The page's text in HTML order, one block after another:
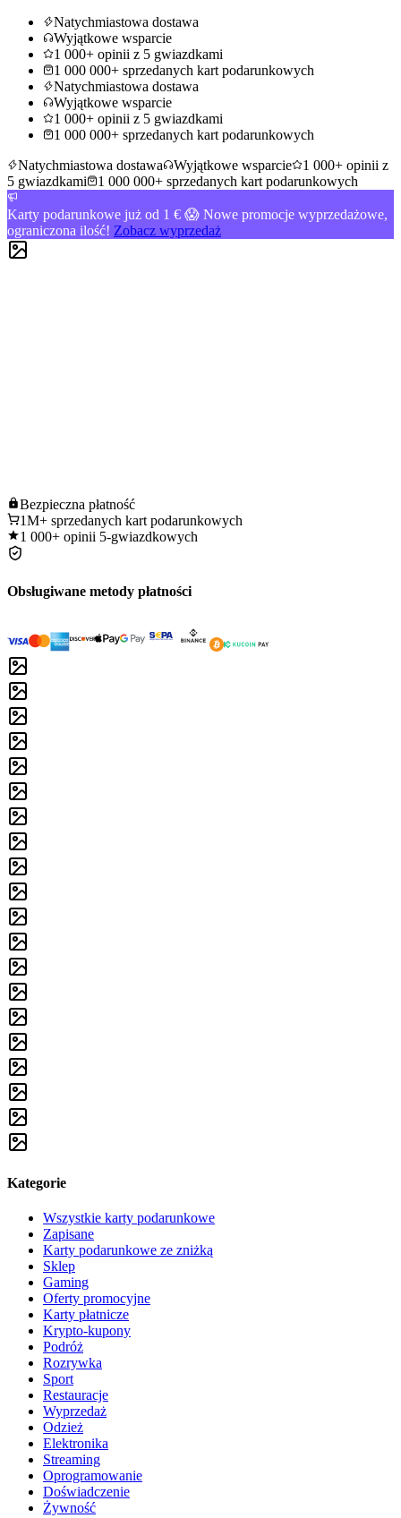
Natychmiastowa dostawa
Wyjątkowe wsparcie
1 000+ opinii z 5 gwiazdkami
1 000 000+ sprzedanych kart podarunkowych
Natychmiastowa dostawa
Wyjątkowe wsparcie
1 000+ opinii z 5 gwiazdkami
1 000 000+ sprzedanych kart podarunkowych
Natychmiastowa dostawa
Wyjątkowe wsparcie
1 000+ opinii z
5 gwiazdkami
1 000 000+ sprzedanych kart podarunkowych
Karty podarunkowe już od 1 € 😱 Nowe promocje wyprzedażowe,
ograniczona ilość! Zobacz wyprzedaż
Bezpieczna płatność
1M+ sprzedanych kart podarunkowych
1 000+ opinii 5-gwiazdkowych
Obsługiwane metody płatności
Kategorie
Wszystkie karty podarunkowe
Zapisane
Karty podarunkowe ze zniżką
Sklep
Gaming
Oferty promocyjne
Karty płatnicze
Krypto-kupony
Podróż
Rozrywka
Sport
Restauracje
Wyprzedaż
Odzież
Elektronika
Streaming
Oprogramowanie
Doświadczenie
Żywność